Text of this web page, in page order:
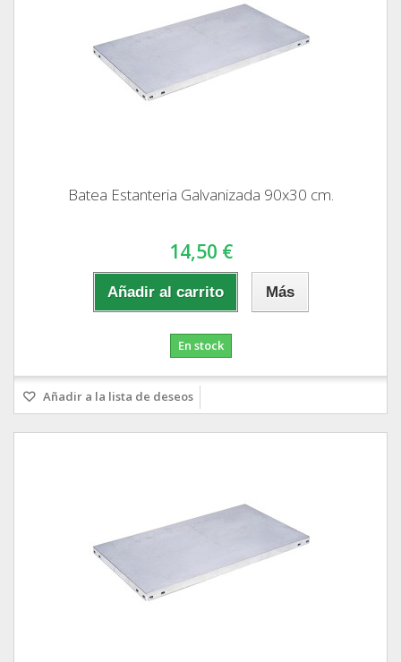
Batea Estanteria Galvanizada 90x30 cm.
14,50 €
Añadir al carrito Más
En stock
Añadir a la lista de deseos